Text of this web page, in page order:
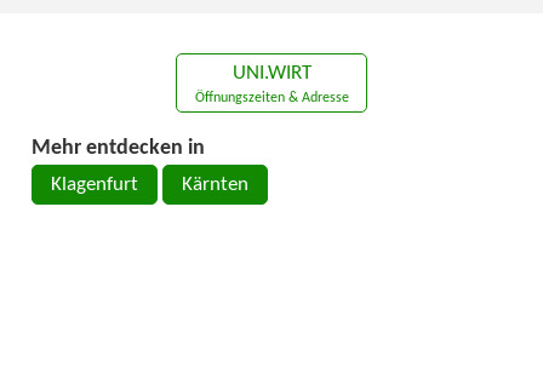
UNI.WIRT
Öffnungszeiten & Adresse
Mehr entdecken in
Klagenfurt Kärnten